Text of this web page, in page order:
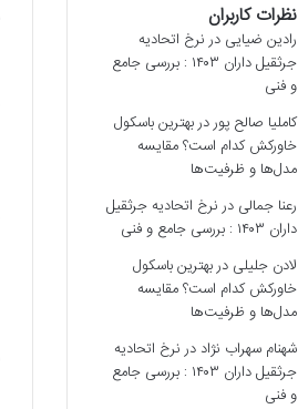
نظرات کاربران
رادین ضیایی درنرخ اتحادیه
جرثقیل داران ۱۴۰۳ : بررسی جامع
و فنی
کاملیا صالح پوردربهترین باسکول
خاورکش کدام است؟ مقایسه
مدل‌ها و ظرفیت‌ها
رعنا جمالی درنرخ اتحادیه جرثقیل
داران ۱۴۰۳ : بررسی جامع و فنی
لادن جلیلی دربهترین باسکول
خاورکش کدام است؟ مقایسه
مدل‌ها و ظرفیت‌ها
شهنام سهراب نژاد درنرخ اتحادیه
جرثقیل داران ۱۴۰۳ : بررسی جامع
و فنی